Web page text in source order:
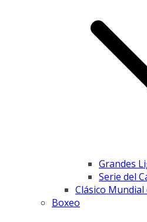
Grandes
Serie del
Clásico Mundial
Boxeo